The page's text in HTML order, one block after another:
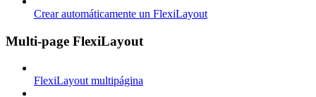
Crear automáticamente un FlexiLayout
Multi-page FlexiLayout
FlexiLayout multipágina